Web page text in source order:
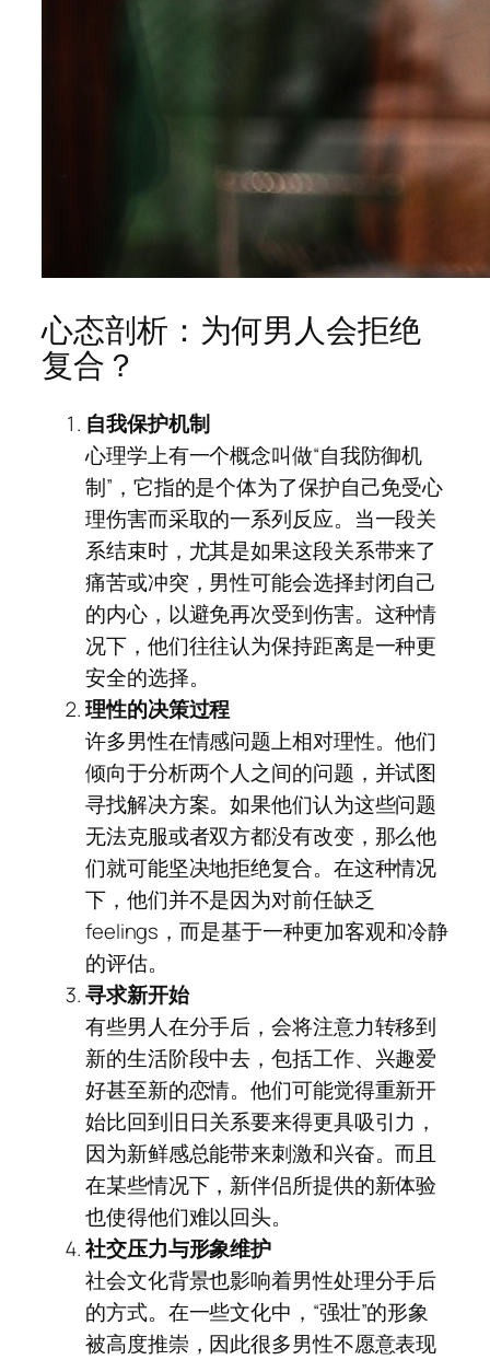
心态剖析：为何男人会拒绝
复合？
自我保护机制
心理学上有一个概念叫做“自我防御机
制”，它指的是个体为了保护自己免受心
理伤害而采取的一系列反应。当一段关
系结束时，尤其是如果这段关系带来了
痛苦或冲突，男性可能会选择封闭自己
的内心，以避免再次受到伤害。这种情
况下，他们往往认为保持距离是一种更
安全的选择。
理性的决策过程
许多男性在情感问题上相对理性。他们
倾向于分析两个人之间的问题，并试图
寻找解决方案。如果他们认为这些问题
无法克服或者双方都没有改变，那么他
们就可能坚决地拒绝复合。在这种情况
下，他们并不是因为对前任缺乏
feelings，而是基于一种更加客观和冷静
的评估。
寻求新开始
有些男人在分手后，会将注意力转移到
新的生活阶段中去，包括工作、兴趣爱
好甚至新的恋情。他们可能觉得重新开
始比回到旧日关系要来得更具吸引力，
因为新鲜感总能带来刺激和兴奋。而且
在某些情况下，新伴侣所提供的新体验
也使得他们难以回头。
社交压力与形象维护
社会文化背景也影响着男性处理分手后
的方式。在一些文化中，“强壮”的形象
被高度推崇，因此很多男性不愿意表现